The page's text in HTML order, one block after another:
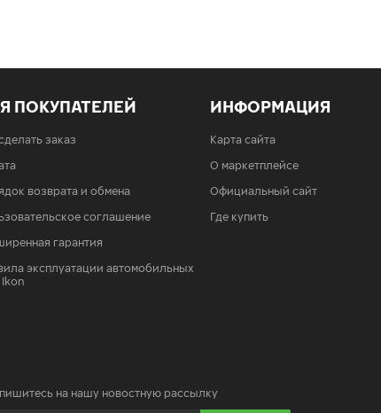
ПОКУПАТЕЛЕЙ
заказ
возврата и обмена
соглашение
гарантия
эксплуатации автомобильных
ИНФОРМАЦИЯ
Карта сайта
О маркетплейсе
Официальный сайт
Где купить
на нашу новостную рассылку